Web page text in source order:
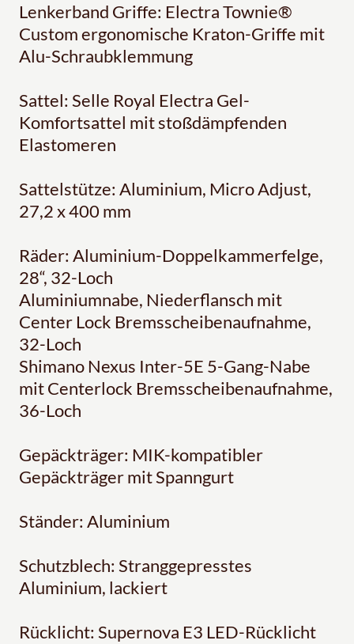
Lenkerband Griffe: Electra Townie®
Custom ergonomische Kraton-Griffe mit
Alu-Schraubklemmung
Sattel: Selle Royal Electra Gel-
Komfortsattel mit stoßdämpfenden
Elastomeren
Sattelstütze: Aluminium, Micro Adjust,
27,2 x 400 mm
Räder: Aluminium-Doppelkammerfelge,
28“, 32-Loch
Aluminiumnabe, Niederflansch mit
Center Lock Bremsscheibenaufnahme,
32-Loch
Shimano Nexus Inter-5E 5-Gang-Nabe
mit Centerlock Bremsscheibenaufnahme,
36-Loch
Gepäckträger: MIK-kompatibler
Gepäckträger mit Spanngurt
Ständer: Aluminium
Schutzblech: Stranggepresstes
Aluminium, lackiert
Rücklicht: Supernova E3 LED-Rücklicht